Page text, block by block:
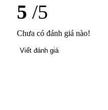
5 /5
Chưa có đánh giá nào!
Viết đánh giá